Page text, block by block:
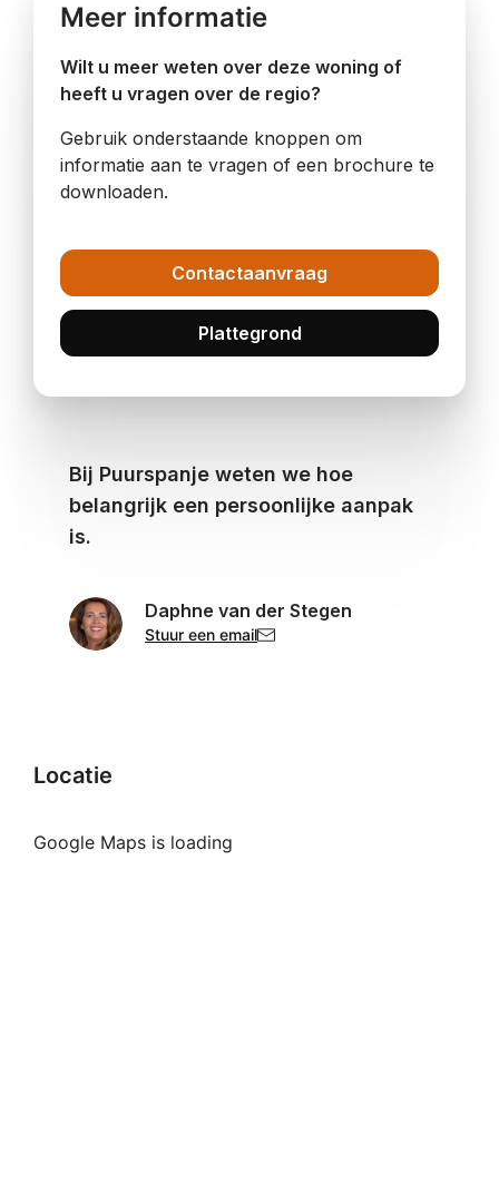
Meer informatie
Wilt u meer weten over deze woning of
heeft u vragen over de regio?
Gebruik onderstaande knoppen om
informatie aan te vragen of een brochure te
downloaden.
Contactaanvraag
Plattegrond
Bij Puurspanje weten we hoe
belangrijk een persoonlijke aanpak
is.
Daphne van der Stegen
Stuur een email
Locatie
Google Maps is loading